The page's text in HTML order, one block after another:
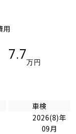
用
7.7
万円
車検
2026(8)年
09月